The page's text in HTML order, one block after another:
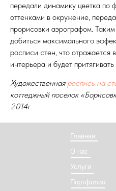
передали динамику цветка по
оттенками в окружение,
прорисовки аэрографом.
добиться максимального
росписи стен, что отражается
интерьера и будет
Художественная роспись на
коттеджный поселок
2014г.
О нас
Услуги
Портфолио
Главная